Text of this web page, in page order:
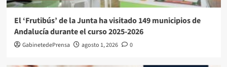
El ‘Frutibús’ de la Junta ha visitado 149 municipios de
Andalucía durante el curso 2025-2026
GabinetedePrensa agosto 1, 2026 0